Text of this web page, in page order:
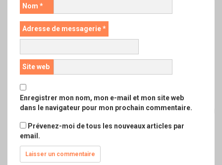
Nom *
Adresse de messagerie*
Site web
Enregistrer mon nom, mon e-mail et mon site web
dans le navigateur pour mon prochain commentaire.
Prévenez-moi de tous les nouveaux articles par
email.